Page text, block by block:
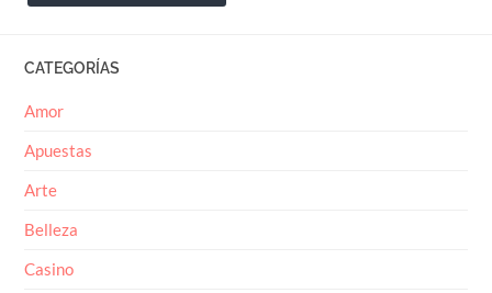
CATEGORÍAS
Amor
Apuestas
Arte
Belleza
Casino